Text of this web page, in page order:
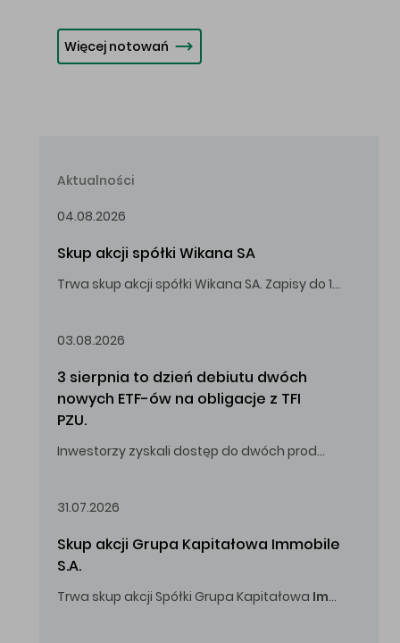
Więcej notowań
Aktualności
04.08.2026
Skup akcji spółki Wikana SA
Trwa skup akcji spółki Wikana SA. Zapisy do 14.08.2026 r. do godz. 16.00.
03.08.2026
3 sierpnia to dzień debiutu dwóch
nowych ETF-ów na obligacje z TFI
PZU.
Inwestorzy zyskali dostęp do dwóch produktów umożliwiających inwestowanie w obligacje skarbowe.
31.07.2026
Skup akcji Grupa Kapitałowa Immobile
S.A.
Trwa skup akcji Spółki Grupa Kapitałowa Immobile